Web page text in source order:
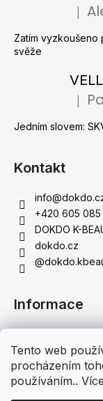
Tento web
procházením
používáním..
e
t
j
t
?
D
o
p
o
r
u
Zatím
svěže
Jedním slovem:
Kontakt
info@
+420 605
DOKDO K-
dokdo.cz
Informace
Podmínky
Doprava a platba
Moje objednávka